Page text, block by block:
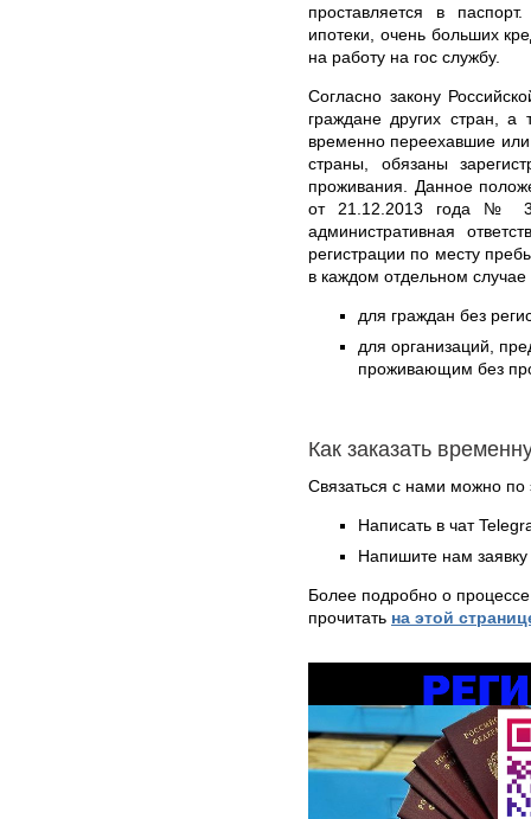
проставляется в
ипотеки, очень больших
на работу на гос службу.
Согласно закону
граждане других стран,
временно переехавшие
страны, обязаны
проживания. Данное
от 21.12.2013 года №
административная
регистрации по месту
в каждом отдельном случае
для граждан без
для организаций,
проживающим без
Как заказать
Связаться с нами можно по
Написать в чат
Напишите нам
Более подробно о
прочитать на этой